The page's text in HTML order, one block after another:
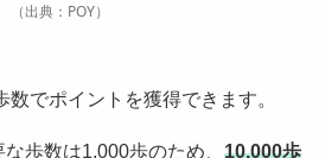
（出典：POY）
数でポイントを獲得できます。
歩数は1,000歩のため、 10,000歩